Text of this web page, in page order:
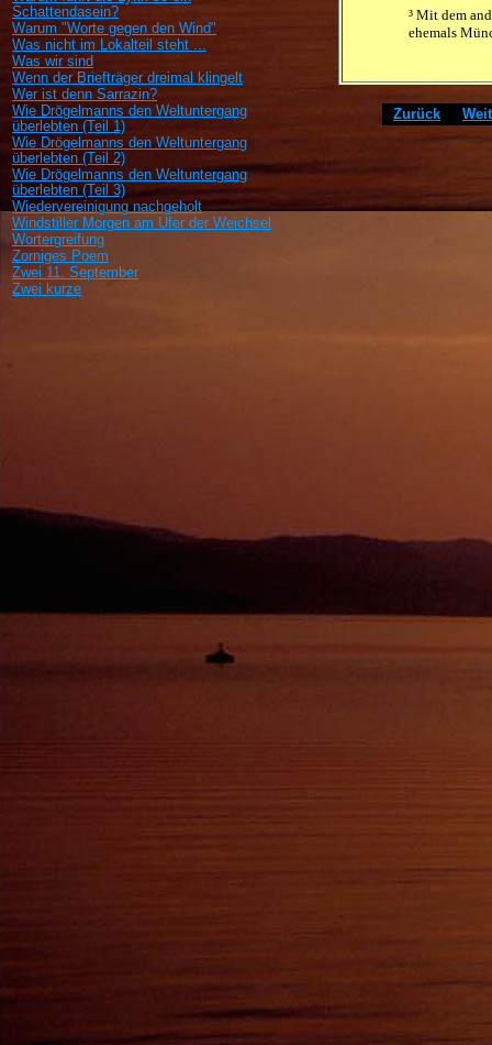
Schattendasein?
Warum "Worte gegen den Wind"
Was nicht im Lokalteil steht ...
Was wir sind
Wenn der Briefträger dreimal klingelt
Wer ist denn Sarrazin?
Wie Drögelmanns den Weltuntergang
überlebten (Teil 1)
Wie Drögelmanns den Weltuntergang
überlebten (Teil 2)
Wie Drögelmanns den Weltuntergang
überlebten (Teil 3)
Wiedervereinigung nachgeholt
Windstiller Morgen am Ufer der Weichsel
Wortergreifung
Zorniges Poem
Zwei 11. September
Zwei kurze
³ Mit dem
ehemals
Zurück